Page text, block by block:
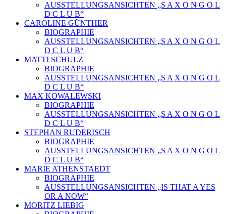
AUSSTELLUNGSANSICHTEN „S A X O N G O L
D C L U B“
CAROLINE GÜNTHER
BIOGRAPHIE
AUSSTELLUNGSANSICHTEN „S A X O N G O L
D C L U B“
MATTI SCHULZ
BIOGRAPHIE
AUSSTELLUNGSANSICHTEN „S A X O N G O L
D C L U B“
MAX KOWALEWSKI
BIOGRAPHIE
AUSSTELLUNGSANSICHTEN „S A X O N G O L
D C L U B“
STEPHAN RUDERISCH
BIOGRAPHIE
AUSSTELLUNGSANSICHTEN „S A X O N G O L
D C L U B“
MARIE ATHENSTAEDT
BIOGRAPHIE
AUSSTELLUNGSANSICHTEN „IS THAT A YES
OR A NOW“
MORITZ LIEBIG